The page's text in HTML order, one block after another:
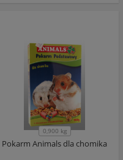
0,900 kg
Pokarm Animals dla chomika